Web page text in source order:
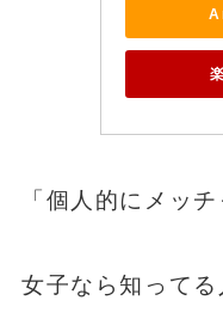
「個人的にメッ
女子なら知ってる